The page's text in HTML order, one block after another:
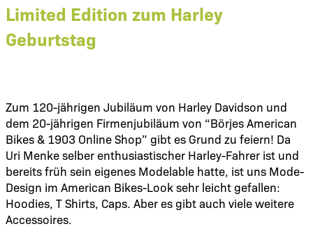
Limited Edition zum Harley
Geburtstag
Zum 120-jährigen Jubiläum von Harley Davidson und
dem 20-jährigen Firmenjubiläum von “Börjes American
Bikes & 1903 Online Shop” gibt es Grund zu feiern! Da
Uri Menke selber enthusiastischer Harley-Fahrer ist und
bereits früh sein eigenes Modelable hatte, ist uns Mode-
Design im American Bikes-Look sehr leicht gefallen:
Hoodies, T Shirts, Caps. Aber es gibt auch viele weitere
Accessoires.